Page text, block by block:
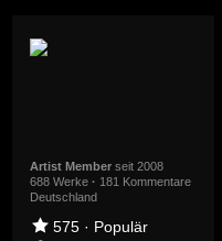
Artist Memberseit 2008
688 Werke · 181 Kommentare
Deutschland
575· Populär